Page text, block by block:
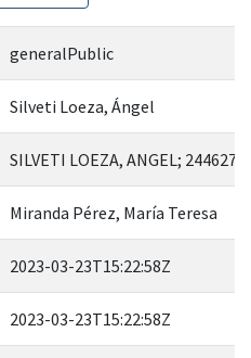
generalPublic
Silveti Loeza, Ángel
SILVETI LOEZA, ANGEL; 244627
Miranda Pérez, María Teresa
2023-03-23T15:22:58Z
2023-03-23T15:22:58Z